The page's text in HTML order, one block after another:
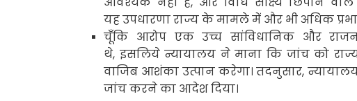
यह उपधारणा राज्य के मामले में और भी अधिक
चूँकि आरोप एक उच्च सांविधानिक और
थे, इसलिये न्यायालय ने माना कि जांच को
वाजिब आशंका उत्पान करेगा। तदनुसार,
जांच करने का आदेश दिया।